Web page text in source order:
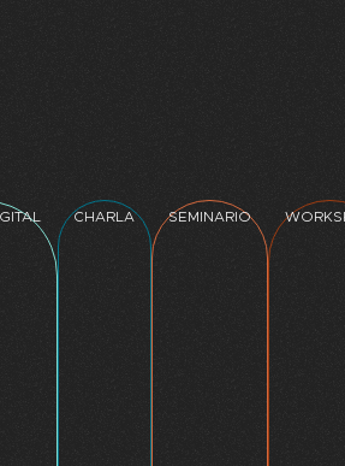
CHARLA SEMINARIO